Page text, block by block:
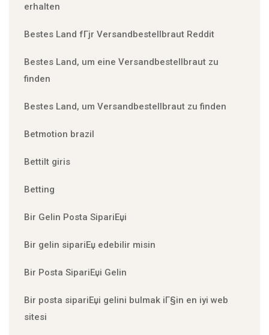
erhalten
Bestes Land fГјr Versandbestellbraut Reddit
Bestes Land, um eine Versandbestellbraut zu
finden
Bestes Land, um Versandbestellbraut zu finden
Betmotion brazil
Bettilt giris
Betting
Bir Gelin Posta SipariЕџi
Bir gelin sipariЕџ edebilir misin
Bir Posta SipariЕџi Gelin
Bir posta sipariЕџi gelini bulmak iГ§in en iyi web
sitesi